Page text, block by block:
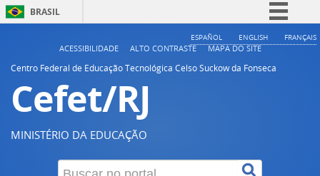
BRASIL
Simplifique!
ESPAÑOL ENGLISH FRANÇAIS
ACESSIBILIDADE ALTO CONTRASTE
MAPA DO SITE
Centro Federal de Educação Tecnológica Celso Suckow da Fonseca
Cefet/RJ
MINISTÉRIO DA EDUCAÇÃO